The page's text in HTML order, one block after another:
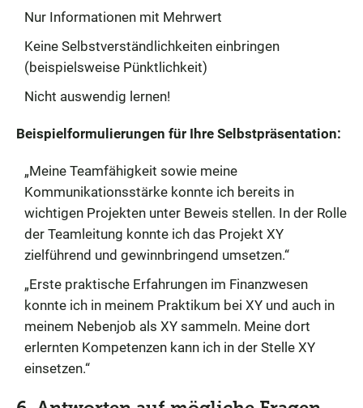
Nur Informationen mit Mehrwert
Keine Selbstverständlichkeiten einbringen
(beispielsweise Pünktlichkeit)
Nicht auswendig lernen!
Beispielformulierungen für Ihre Selbstpräsentation:
„Meine Teamfähigkeit sowie meine
Kommunikationsstärke konnte ich bereits in
wichtigen Projekten unter Beweis stellen. In der Rolle
der Teamleitung konnte ich das Projekt XY
zielführend und gewinnbringend umsetzen.“
„Erste praktische Erfahrungen im Finanzwesen
konnte ich in meinem Praktikum bei XY und auch in
meinem Nebenjob als XY sammeln. Meine dort
erlernten Kompetenzen kann ich in der Stelle XY
einsetzen.“